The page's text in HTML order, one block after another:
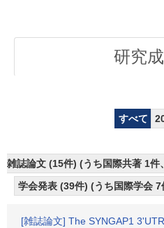
研究
すべて
雑誌論文 (15件) (うち国際共著 1
学会発表 (39件) (うち国際学会
[雑誌論文] The SYNGAP1